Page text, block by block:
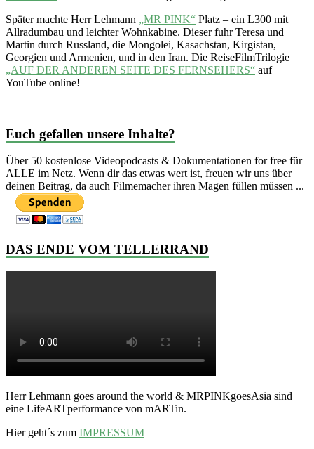
Später machte Herr Lehmann „MR PINK“ Platz – ein L300 mit
Allradumbau und leichter Wohnkabine. Dieser fuhr Teresa und
Martin durch Russland, die Mongolei, Kasachstan, Kirgistan,
Georgien und Armenien, und in den Iran. Die ReiseFilmTrilogie
„AUF DER ANDEREN SEITE DES FERNSEHERS“ auf
YouTube online!
Euch gefallen unsere Inhalte?
Über 50 kostenlose Videopodcasts & Dokumentationen for free für
ALLE im Netz. Wenn dir das etwas wert ist, freuen wir uns über
deinen Beitrag, da auch Filmemacher ihren Magen füllen müssen ...
DAS ENDE VOM TELLERRAND
Herr Lehmann goes around the world & MRPINKgoesAsia sind
eine LifeARTperformance von mARTin.
Hier geht´s zum IMPRESSUM